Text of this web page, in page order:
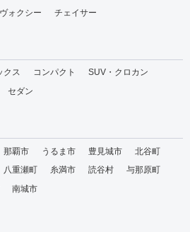
ヴォクシー チェイサー
クス コンパクト
SUV・クロカン
セダン
那覇市 うるま市 豊見城市
北谷町
八重瀬町 糸満市 読谷村
与那原町
南城市